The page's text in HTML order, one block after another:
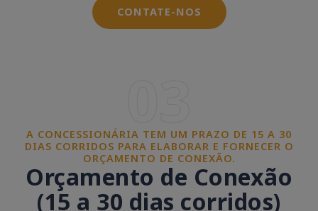
CONTATE-NOS
A CONCESSIONÁRIA TEM UM PRAZO DE 15 A 30
DIAS CORRIDOS PARA ELABORAR E FORNECER O
ORÇAMENTO DE CONEXÃO.
Orçamento de Conexão
(15 a 30 dias corridos)